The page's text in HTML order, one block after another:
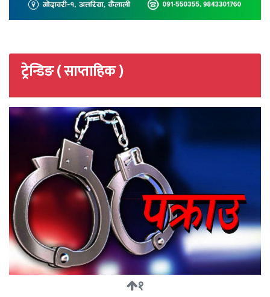
ट्रेन्डिङ ( साप्ताहिक )
१